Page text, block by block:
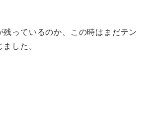
残っているのか、この時はまだテン
した。